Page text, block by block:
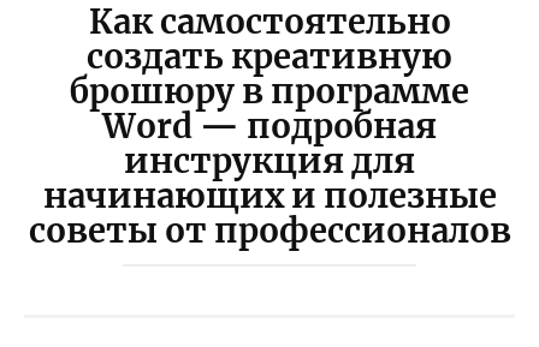
Как самостоятельно
создать креативную
брошюру в программе
Word — подробная
инструкция для
начинающих и полезные
советы от профессионалов